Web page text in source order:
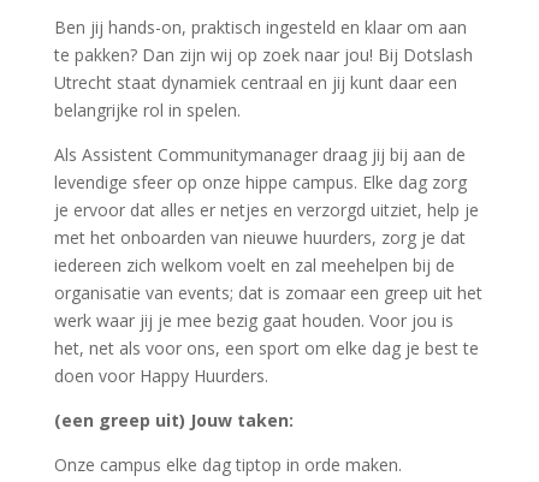
Ben jij hands-on, praktisch ingesteld en klaar om aan
te pakken? Dan zijn wij op zoek naar jou! Bij Dotslash
Utrecht staat dynamiek centraal en jij kunt daar een
belangrijke rol in spelen.
Als Assistent Communitymanager draag jij bij aan de
levendige sfeer op onze hippe campus. Elke dag zorg
je ervoor dat alles er netjes en verzorgd uitziet, help je
met het onboarden van nieuwe huurders, zorg je dat
iedereen zich welkom voelt en zal meehelpen bij de
organisatie van events; dat is zomaar een greep uit het
werk waar jij je mee bezig gaat houden. Voor jou is
het, net als voor ons, een sport om elke dag je best te
doen voor Happy Huurders.
(een greep uit) Jouw taken:
Onze campus elke dag tiptop in orde maken.